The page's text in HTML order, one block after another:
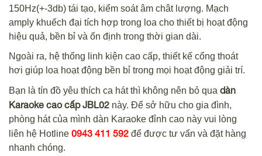
150Hz(+-3db) tái tạo, kiểm soát âm chât lượng. Mạch
amply khuếch đại tích hợp trong loa cho thiết bị hoạt động
hiệu quả, bền bỉ và ổn định trong thời gian dài.
Ngoài ra, hệ thống linh kiện cao cấp, thiết kế cổng thoát
hơi giúp loa hoạt động bền bỉ trong mọi hoạt động giải trí.
Bạn là tín đồ yêu thích ca hát thì không nên bỏ qua dàn
Karaoke cao cấp JBL02 này. Để sở hữu cho gia đình,
phòng hát của mình dàn Karaoke đỉnh cao này vui lòng
liên hệ Hotline 0943 411 592 để được tư vấn và đặt hàng
nhanh chóng.